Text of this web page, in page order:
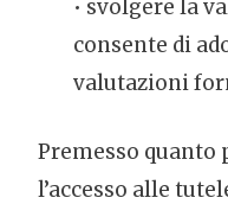
• svolgere la
consente di
valutazioni
Premesso quanto
l’accesso alle